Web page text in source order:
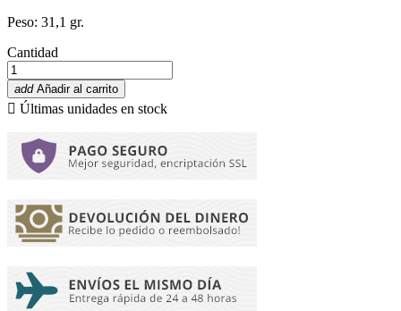
Peso: 31,1 gr.
Cantidad
add Añadir al carrito
 Últimas unidades en stock